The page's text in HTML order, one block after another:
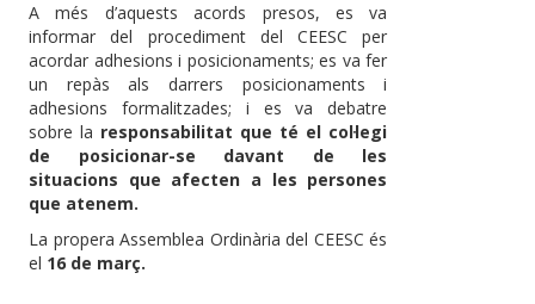
A més d’aquests acords presos, es va
informar del procediment del CEESC per
acordar adhesions i posicionaments; es va fer
un repàs als darrers posicionaments i
adhesions formalitzades; i es va debatre
sobre la responsabilitat que té el col·legi
de posicionar-se davant de les
situacions que afecten a les persones
que atenem.
La propera Assemblea Ordinària del CEESC és
el 16 de març.